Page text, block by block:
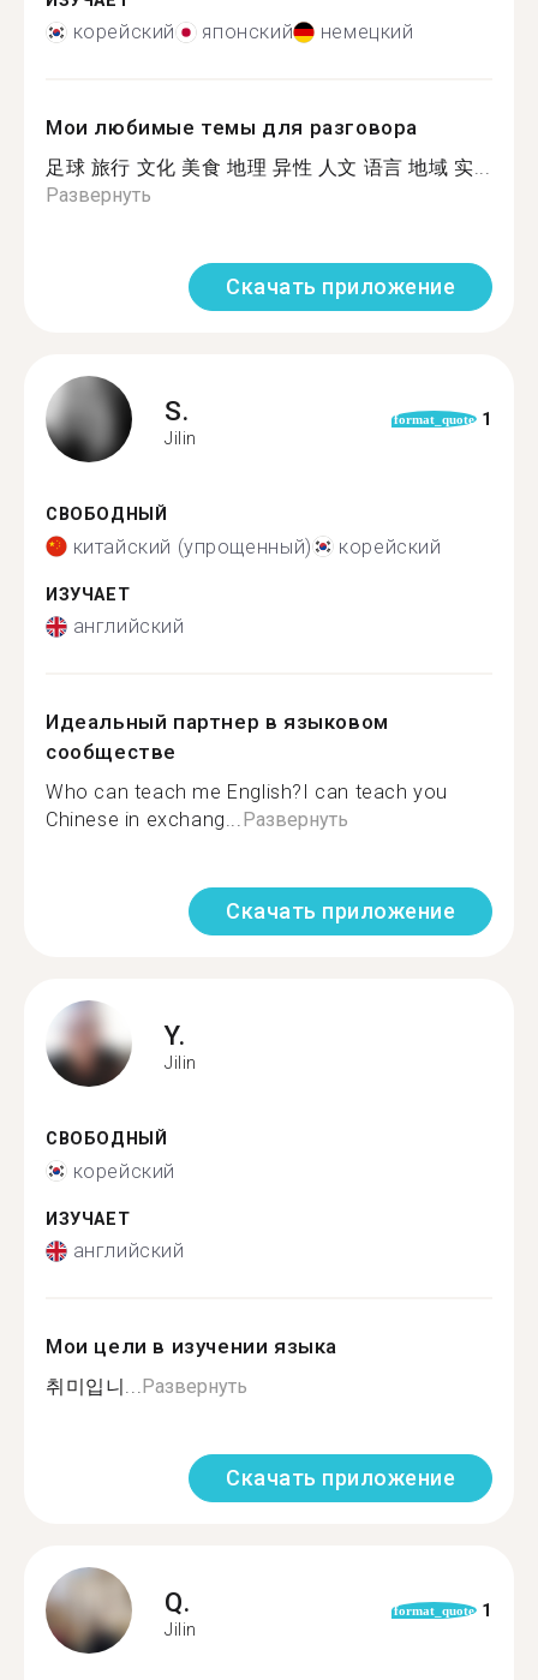
корейский японский немецкий
Мои любимые темы для разговора
足球 旅行 文化 美食 地理 异性 人文 语言 地域 实...
Развернуть
Скачать приложение
S.
Jilin
format_quote 1
СВОБОДНЫЙ
китайский (упрощенный) корейский
ИЗУЧАЕТ
английский
Идеальный партнер в языковом
сообществе
Who can teach me English?I can teach you
Chinese in exchang...Развернуть
Скачать приложение
Y.
Jilin
СВОБОДНЫЙ
корейский
ИЗУЧАЕТ
английский
Мои цели в изучении языка
취미입니...Развернуть
Скачать приложение
Q.
Jilin
format_quote 1